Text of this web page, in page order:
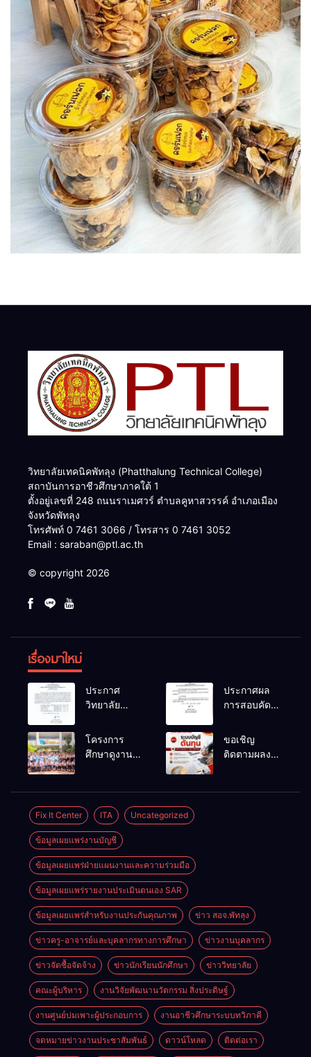
วิทยาลัยเทคนิคพัทลุง (Phatthalung Technical College)
สถาบันการอาชีวศึกษาภาคใต้ 1
ตั้งอยู่เลขที่ 248 ถนนราเมศวร์ ตำบลคูหาสวรรค์ อำเภอเมือง
จังหวัดพัทลุง
โทรศัพท์ 0 7461 3066 / โทรสาร 0 7461 3052
Email : saraban@ptl.ac.th
© copyright 2026
เรื่องมาใหม่
ประกาศ
วิทยาลัย
เรื่อง ประกาศ
ผลการ
พิจารณาแผน
โครงการ
พัฒนา
ศักยภาพผู้
เรียน
อาชีวศึกษาใน
การเป็นผู้
ประกอบการ
ประจำปีการ
ศึกษา 2569
ประกาศผล
การสอบคัด
ลูกจ้าง
ชั่วคราว
รถยนต์
โครงการ
ศึกษาดูงาน
ปวช.๑ แผนก
วิชา
เทคโนโลยี
ธุรกิจดิจิทัล
ขอเชิญ
ติดตามผลงาน
Fix It Center ITA Uncategorized
ข้อมูลเผยแพร่งานบัญชี
ข้อมูลเผยแพร่ฝ่ายแผนงานและความร่วมมือ
ข้อมูลเผยแพร่รายงานประเมินตนเอง SAR
ข้อมูลเผยแพร่สำหรับงานประกันคุณภาพ ข่าว สอจ.พัทลุง
ข่าวครู-อาจารย์และบุคลากรทางการศึกษา ข่าวงานบุคลากร
ข่าวจัดซื้อจัดจ้าง ข่าวนักเรียนนักศึกษา ข่าววิทยาลัย
คณะผู้บริหาร งานวิจัยพัฒนานวัตกรรม สิ่งประดิษฐ์
งานศูนย์บ่มเพาะผู้ประกอบการ งานอาชีวศึกษาระบบทวิภาคี
จดหมายข่าวงานประชาสัมพันธ์ ดาวน์โหลด ติดต่อเรา